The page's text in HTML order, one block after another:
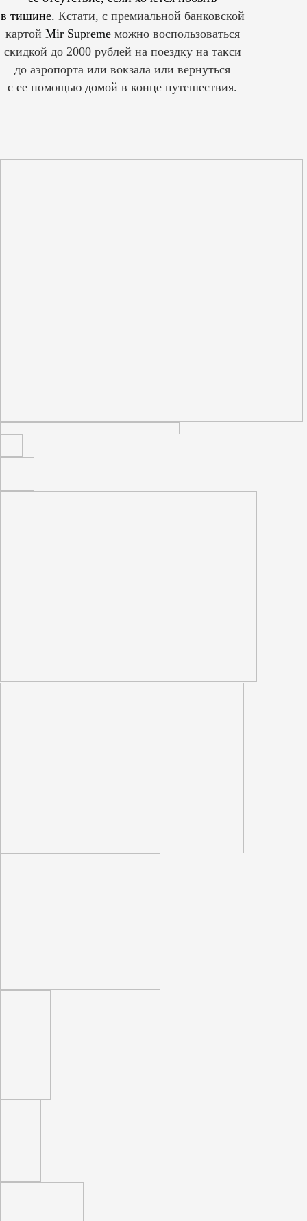
в тишине. Кстати, с премиальной банковской
картой Mir Supreme можно воспользоваться
скидкой до 2000 рублей на поездку на такси
до аэропорта или вокзала или вернуться
с ее помощью домой в конце путешествия.